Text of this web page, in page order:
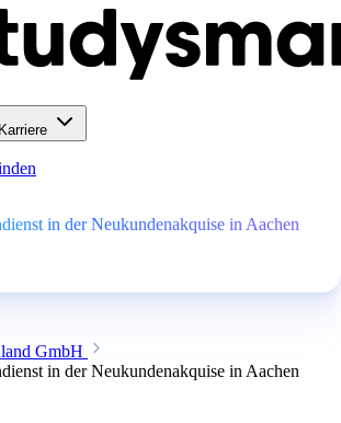
in der Neukundenakquise in Aachen
GmbH
in der Neukundenakquise in Aachen